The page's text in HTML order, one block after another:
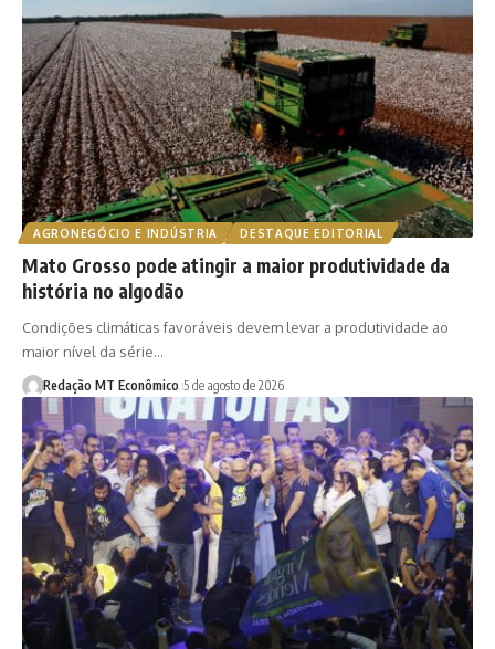
AGRONEGÓCIO E INDÚSTRIA DESTAQUE EDITORIAL
Mato Grosso pode atingir a maior produtividade da
história no algodão
Condições climáticas favoráveis devem levar a produtividade ao
maior nível da série…
Redação MT Econômico 5 de agosto de 2026